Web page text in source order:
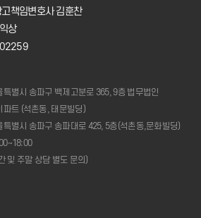
고책임변호사 김훈찬
상
특별시 송파구 백제고분로 365, 9층 법무법인
파트 (석촌동, 태문빌딩)
특별시 송파구 송파대로 425, 5층(석촌동,문화빌딩)
및 주말 상담 별도 문의)